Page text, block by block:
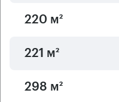
220 м²
221 м²
298 м²